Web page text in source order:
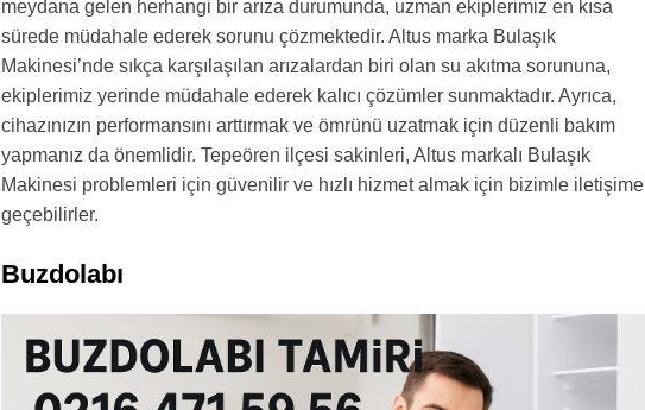
meydana gelen herhangi bir arıza durumunda, uzman ekiplerimiz en kısa
sürede müdahale ederek sorunu çözmektedir. Altus marka Bulaşık
Makinesi’nde sıkça karşılaşılan arızalardan biri olan su akıtma sorununa,
ekiplerimiz yerinde müdahale ederek kalıcı çözümler sunmaktadır. Ayrıca,
cihazınızın performansını arttırmak ve ömrünü uzatmak için düzenli bakım
yapmanız da önemlidir. Tepeören ilçesi sakinleri, Altus markalı Bulaşık
Makinesi problemleri için güvenilir ve hızlı hizmet almak için bizimle iletişime
geçebilirler.
Buzdolabı